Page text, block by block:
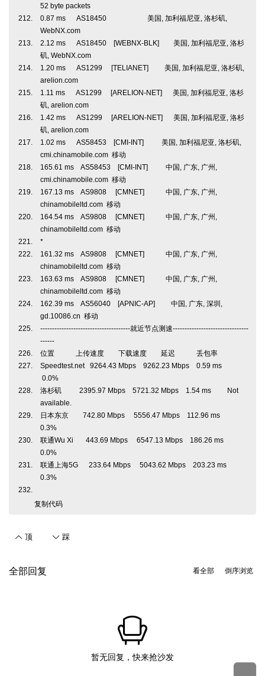
52 byte packets
0.87 ms AS18450 美国, 加利福尼亚, 洛杉矶,
WebNX.com
2.12 ms AS18450 [WEBNX-BLK] 美国, 加利福尼亚, 洛杉
矶, WebNX.com
1.20 ms AS1299 [TELIANET] 美国, 加利福尼亚, 洛杉矶,
arelion.com
1.11 ms AS1299 [ARELION-NET] 美国, 加利福尼亚, 洛杉
矶, arelion.com
1.42 ms AS1299 [ARELION-NET] 美国, 加利福尼亚, 洛杉
矶, arelion.com
1.02 ms AS58453 [CMI-INT] 美国, 加利福尼亚, 洛杉矶,
cmi.chinamobile.com 移动
165.61 ms AS58453 [CMI-INT] 中国, 广东, 广州,
cmi.chinamobile.com 移动
167.13 ms AS9808 [CMNET] 中国, 广东, 广州,
chinamobileltd.com 移动
164.54 ms AS9808 [CMNET] 中国, 广东, 广州,
chinamobileltd.com 移动
*
161.32 ms AS9808 [CMNET] 中国, 广东, 广州,
chinamobileltd.com 移动
163.63 ms AS9808 [CMNET] 中国, 广东, 广州,
chinamobileltd.com 移动
162.39 ms AS56040 [APNIC-AP] 中国, 广东, 深圳,
gd.10086.cn 移动
--------------------------------------就近节点测速--------------------------------
------
位置 上传速度 下载速度 延迟 丢包率
Speedtest.net 9264.43 Mbps 9262.23 Mbps 0.59 ms
0.0%
洛杉矶 2395.97 Mbps 5721.32 Mbps 1.54 ms Not
available.
日本东京 742.80 Mbps 5556.47 Mbps 112.96 ms
0.3%
联通Wu Xi 443.69 Mbps 6547.13 Mbps 186.26 ms
0.0%
联通上海5G 233.64 Mbps 5043.62 Mbps 203.23 ms
0.3%
复制代码
顶 踩
倒序浏览
看全部
全部回复
暂无回复，快来抢沙发